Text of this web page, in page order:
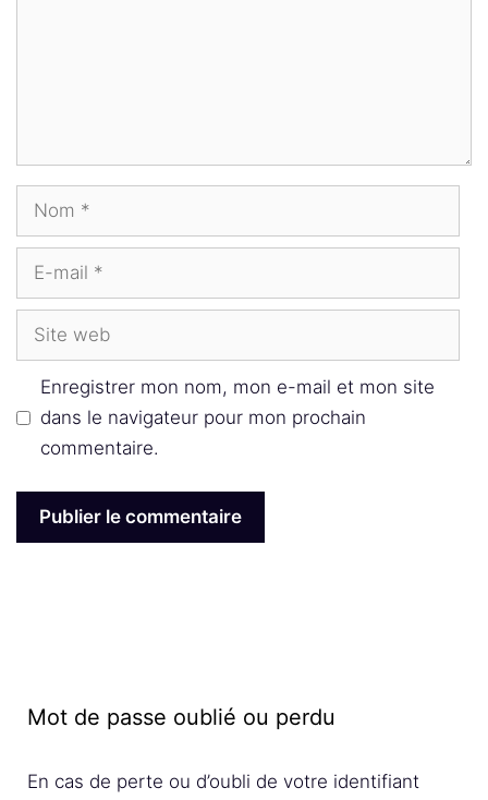
Nom
mail
Site
web
Enregistrer mon nom, mon e-mail et mon site
dans le navigateur pour mon prochain
commentaire.
Mot de passe oublié ou perdu
En cas de perte ou d’oubli de votre identifiant